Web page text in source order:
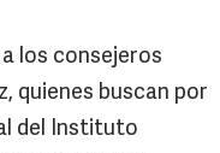
los consejeros
quienes buscan por
del Instituto